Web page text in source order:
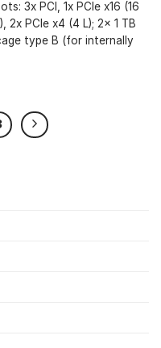
3x PCI, 1x PCIe x16 (16
2x PCIe x4 (4 L); 2x 1 TB
type B (for internally